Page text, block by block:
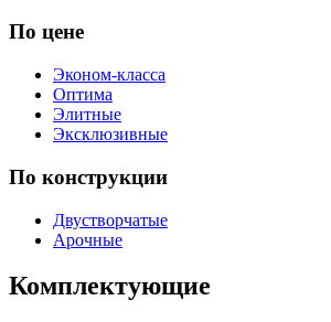
По цене
Эконом-класса
Оптима
Элитные
Эксклюзивные
По конструкции
Двустворчатые
Арочные
Комплектующие